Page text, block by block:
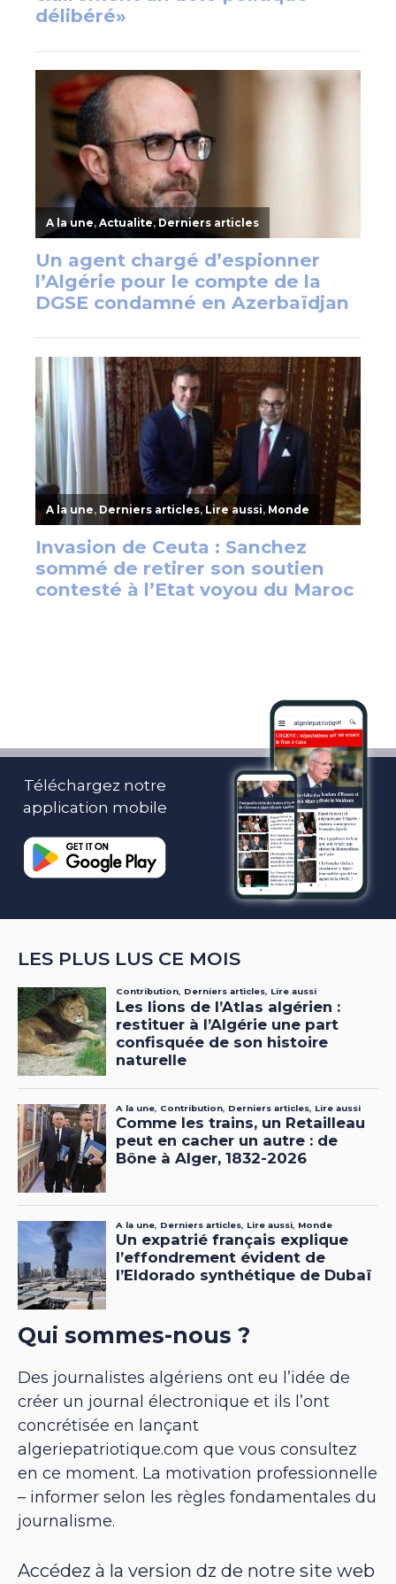
Téléchargez notre
application mobile
LES PLUS LUS CE MOIS
Qui sommes-nous ?
Des journalistes algériens ont eu l’idée de
créer un journal électronique et ils l’ont
concrétisée en lançant
algeriepatriotique.com que vous consultez
en ce moment. La motivation professionnelle
– informer selon les règles fondamentales du
journalisme.
Accédez à la version dz de notre site web